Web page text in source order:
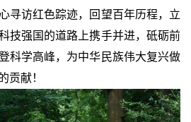
寻访红色踪迹，回望百年历程，立
技强国的道路上携手并进，砥砺前
科学高峰，为中华民族伟大复兴做
贡献！